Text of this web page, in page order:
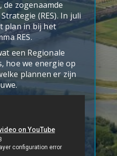
zogenaamde
(RES). In juli
plan in bij het
RES.
een Regionale
hoe we energie op
plannen er zijn